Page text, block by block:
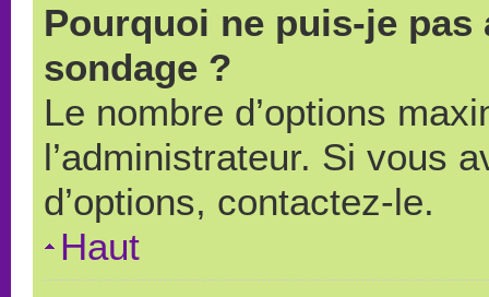
Pourquoi ne puis-je
sondage ?
Le nombre d’options
l’administrateur. Si vous
d’options, contactez-le.
Haut